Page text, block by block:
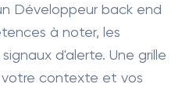
Développeur back end
à noter, les
d'alerte. Une grille
contexte et vos